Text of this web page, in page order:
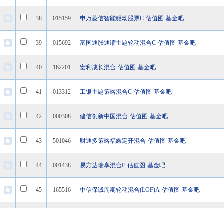
38 015159 申万菱信智能驱动股票C 估值图 基金吧
39 015692 富国通胀通缩主题轮动混合C 估值图 基金吧
40 162201 宏利成长混合 估值图 基金吧
41 013312 工银主题策略混合C 估值图 基金吧
42 000308 建信创新中国混合 估值图 基金吧
43 501046 财通多策略福鑫定开混合 估值图 基金吧
44 001438 易方达瑞享混合E 估值图 基金吧
45 165516 中信保诚周期轮动混合(LOF)A 估值图 基金吧